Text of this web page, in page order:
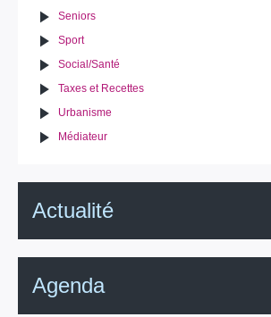
Seniors
Sport
Social/Santé
Taxes et Recettes
Urbanisme
Médiateur
Actualité
Agenda